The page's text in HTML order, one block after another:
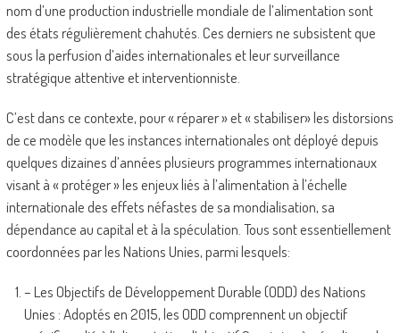
nom d’une production industrielle mondiale de l’alimentation sont
des états régulièrement chahutés. Ces derniers ne subsistent que
sous la perfusion d’aides internationales et leur surveillance
stratégique attentive et interventionniste.
C’est dans ce contexte, pour « réparer » et « stabiliser» les distorsions
de ce modèle que les instances internationales ont déployé depuis
quelques dizaines d’années plusieurs programmes internationaux
visant à « protéger » les enjeux liés à l’alimentation à l’échelle
internationale des effets néfastes de sa mondialisation, sa
dépendance au capital et à la spéculation. Tous sont essentiellement
coordonnées par les Nations Unies, parmi lesquels:
– Les Objectifs de Développement Durable (ODD) des Nations
Unies : Adoptés en 2015, les ODD comprennent un objectif